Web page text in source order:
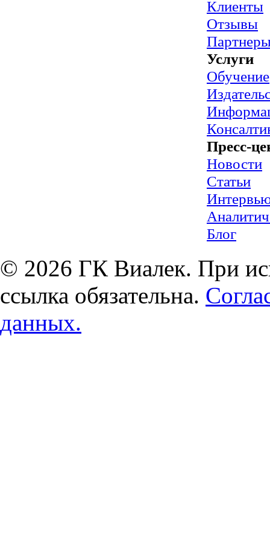
Клиенты
Отзывы
Услуги
Обучение
Пресс-
Новости
Статьи
Блог
© 2026 ГК Виалек. При
ссылка обязательна.
данных.